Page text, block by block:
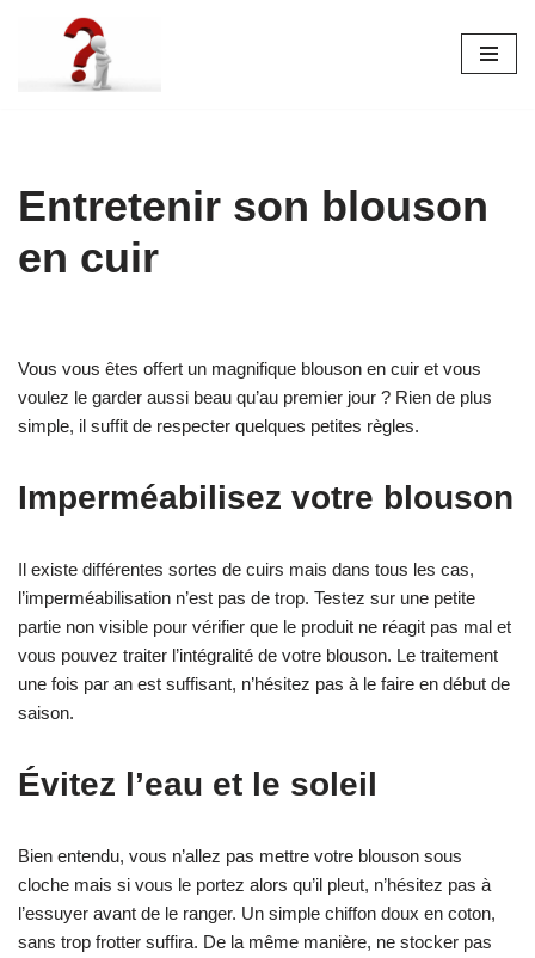
Entretenir son blouson
en cuir
Vous vous êtes offert un magnifique blouson en cuir et vous
voulez le garder aussi beau qu’au premier jour ? Rien de plus
simple, il suffit de respecter quelques petites règles.
Imperméabilisez votre blouson
Il existe différentes sortes de cuirs mais dans tous les cas,
l’imperméabilisation n’est pas de trop. Testez sur une petite
partie non visible pour vérifier que le produit ne réagit pas mal et
vous pouvez traiter l’intégralité de votre blouson. Le traitement
une fois par an est suffisant, n’hésitez pas à le faire en début de
saison.
Évitez l’eau et le soleil
Bien entendu, vous n’allez pas mettre votre blouson sous
cloche mais si vous le portez alors qu’il pleut, n’hésitez pas à
l’essuyer avant de le ranger. Un simple chiffon doux en coton,
sans trop frotter suffira. De la même manière, ne stocker pas